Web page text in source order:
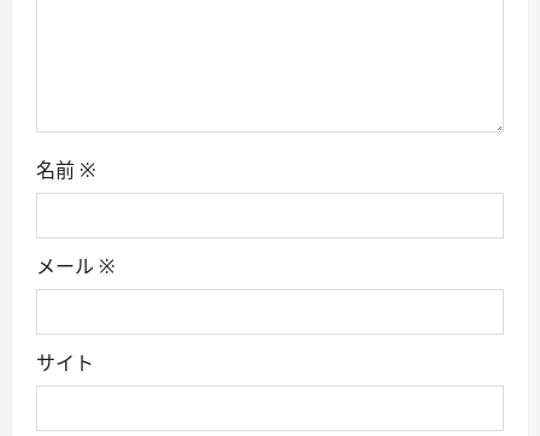
名前 ※
メール ※
サイト